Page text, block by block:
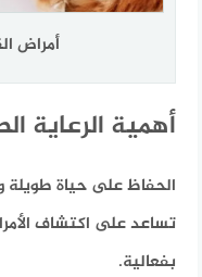
أمراض
أهمية الرعاية
الحفاظ على حياة طويلة
تساعد على اكتشاف
بفعالية.